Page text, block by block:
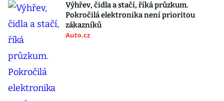
Výhřev, čidla a stačí, říká průzkum.
Pokročilá elektronika není prioritou
zákazníků
Auto.cz